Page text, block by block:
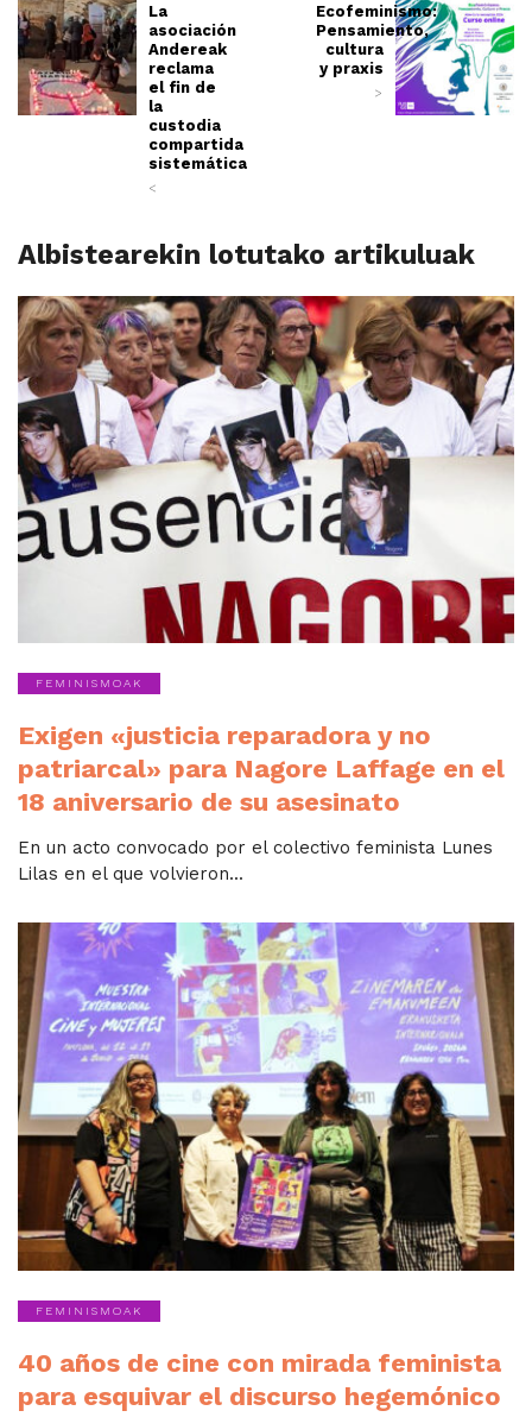
La
asociación
Andereak
reclama
el fin de
la
custodia
compartida
sistemática
<
Ecofeminismo:
Pensamiento,
cultura
y praxis
>
Albistearekin lotutako artikuluak
FEMINISMOAK
Exigen «justicia reparadora y no
patriarcal» para Nagore Laffage en el
18 aniversario de su asesinato
En un acto convocado por el colectivo feminista Lunes
Lilas en el que volvieron...
FEMINISMOAK
40 años de cine con mirada feminista
para esquivar el discurso hegemónico